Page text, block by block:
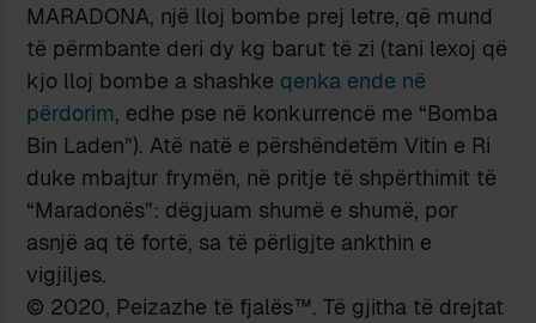
MARADONA, një lloj bombe prej letre, që mund
të përmbante deri dy kg barut të zi (tani lexoj që
kjo lloj bombe a shashke qenka ende në
përdorim, edhe pse në konkurrencë me “Bomba
Bin Laden”). Atë natë e përshëndetëm Vitin e Ri
duke mbajtur frymën, në pritje të shpërthimit të
“Maradonës”: dëgjuam shumë e shumë, por
asnjë aq të fortë, sa të përligjte ankthin e
vigjiljes.
© 2020, Peizazhe të fjalës™. Të gjitha të drejtat